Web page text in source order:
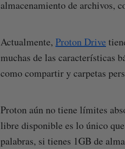
almacenamiento de archivos,
Actualmente, Proton Drive
muchas de las características
como compartir y carpetas
Proton aún no tiene límites
libre disponible es lo único
palabras, si tienes 1GB de